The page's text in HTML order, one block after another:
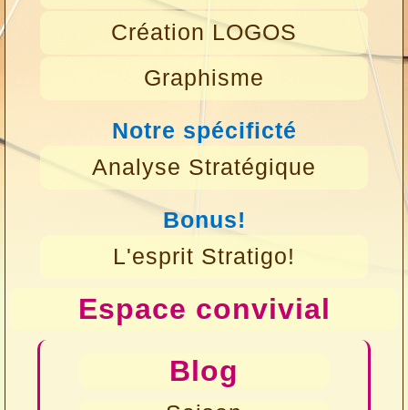
Création LOGOS
Graphisme
Notre spécificté
Analyse Stratégique
Bonus!
L'esprit Stratigo!
Espace convivial
Blog